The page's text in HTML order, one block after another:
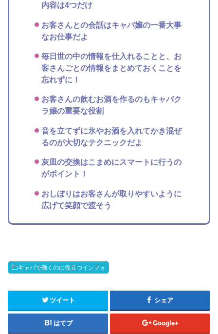
内容は4つだけ
お客さんとの会話はキャバ嬢の一番大事
なお仕事だよ
毎日世の中の情報を仕入れることと、お
客さんごとの情報をまとめておくことを
忘れずに！
お客さんの飲むお酒を作るのもキャバク
ラ嬢の重要な役割
音を立てずに氷やお酒を入れてかき混ぜ
るのが大切なテクニックだよ
灰皿の交換はこまめにスマートに行うの
がポイント！
おしぼりはお客さんが取りやすいように
広げて笑顔で渡そう
キャバで働くのに役立つインフォ
ツイート シェア
はてブ Google+